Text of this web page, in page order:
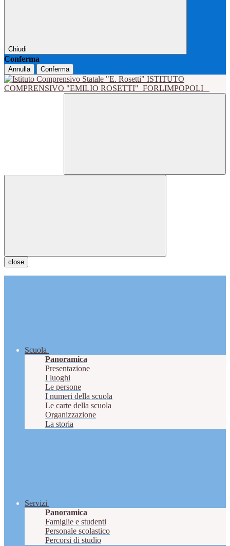
Chiudi
Conferma
Annulla Conferma
ISTITUTO
COMPRENSIVO "EMILIO ROSETTI" FORLIMPOPOLI
close
Scuola
Panoramica
Presentazione
I luoghi
Le persone
I numeri della scuola
Le carte della scuola
Organizzazione
La storia
Servizi
Panoramica
Famiglie e studenti
Personale scolastico
Percorsi di studio